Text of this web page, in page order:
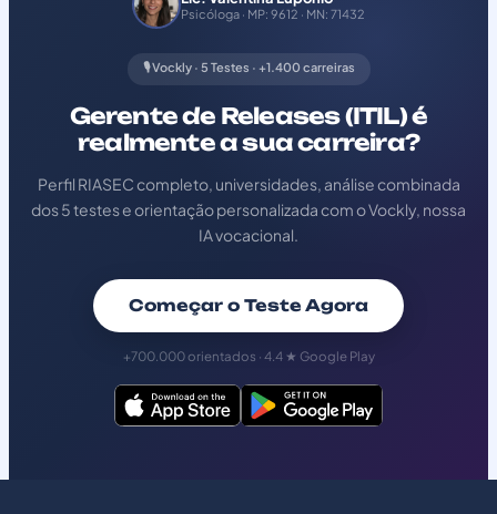
Psicóloga · MP: 9612 · MN: 71432
🎙️ Vockly · 5 Testes · +1.400 carreiras
Gerente de Releases (ITIL) é
realmente a sua carreira?
Perfil RIASEC completo, universidades, análise combinada
dos 5 testes e orientação personalizada com o Vockly, nossa
IA vocacional.
Começar o Teste Agora
+700.000 orientados · 4.4 ★ Google Play